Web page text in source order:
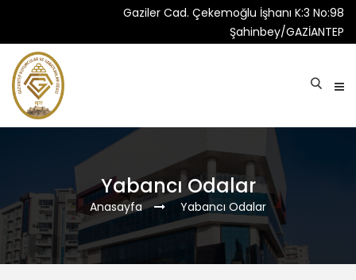
Gaziler Cad. Çekemoğlu İşhanı K:3 No:98
Şahinbey/GAZİANTEP
Yabancı Odalar
Anasayfa Yabancı Odalar